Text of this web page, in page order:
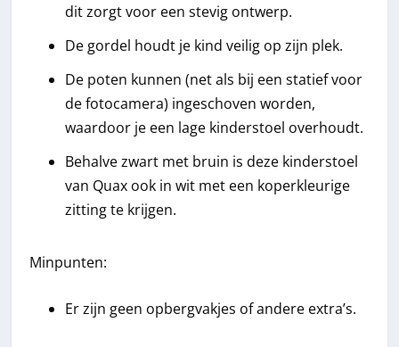
dit zorgt voor een stevig ontwerp.
De gordel houdt je kind veilig op zijn plek.
De poten kunnen (net als bij een statief voor
de fotocamera) ingeschoven worden,
waardoor je een lage kinderstoel overhoudt.
Behalve zwart met bruin is deze kinderstoel
van Quax ook in wit met een koperkleurige
zitting te krijgen.
Minpunten:
Er zijn geen opbergvakjes of andere extra’s.